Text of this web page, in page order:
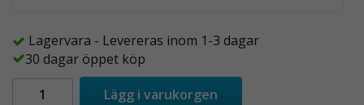
Lagervara - Levereras inom 1-3 dagar
30 dagar öppet köp
Lägg i varukorgen